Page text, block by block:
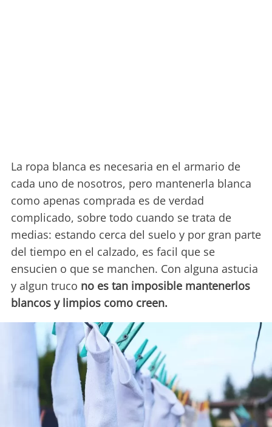
La ropa blanca es necesaria en el armario de
cada uno de nosotros, pero mantenerla blanca
como apenas comprada es de verdad
complicado, sobre todo cuando se trata de
medias: estando cerca del suelo y por gran parte
del tiempo en el calzado, es facil que se
ensucien o que se manchen. Con alguna astucia
y algun truco no es tan imposible mantenerlos
blancos y limpios como creen.